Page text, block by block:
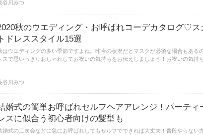
谷川みつ
秋のウエディング・お呼ばれコーデカタログ♡ス
ドレススタイル15選
はウエディングの多い季節ですよね。昨今の状況だとマスクが必須な場合もある
スで思いっきりおしゃれしてお祝いの気持ちをお伝えしましょう！お祝いの気持ち
谷川みつ
婚式の簡単お呼ばれセルフヘアアレンジ！パーティ
スに似合う初心者向けの髪型も
婚式の二次会などに急にお呼ばれしてもセルフでできれば大丈夫！普段やらない